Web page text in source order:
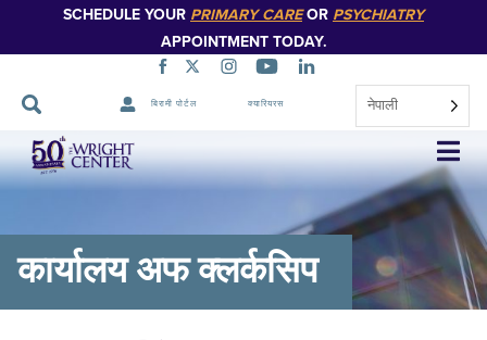
SCHEDULE YOUR PRIMARY CAREOR PSYCHIATRY
APPOINTMENT TODAY.
बिरामी पोर्टल क्यारियरस नेपाली
नेभिगेसन
स्किप
गर्नुहोस्
कार्यालय अफ क्लर्कसिप